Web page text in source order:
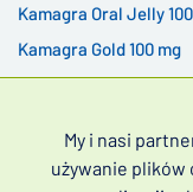
Kamagra Oral Jelly
Kamagra Gold 100 mg
My i nasi
używanie plików